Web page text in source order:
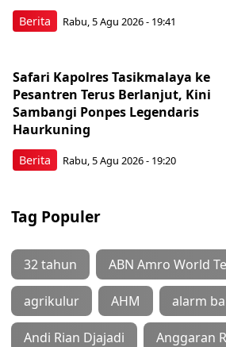
Berita Rabu, 5 Agu 2026 - 19:41
Berita
Safari Kapolres Tasikmalaya ke
Pesantren Terus Berlanjut, Kini
Sambangi Ponpes Legendaris
Haurkuning
Rabu, 5 Agu 2026 - 19:20
Tag Populer
32 tahun ABN Amro World
agrikulur AHM alarm
Andi Rian Djajadi Anggaran